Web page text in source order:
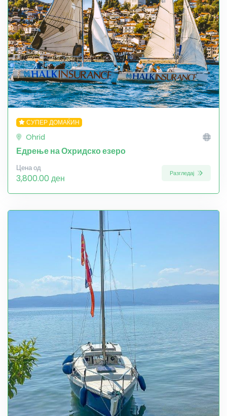
СУПЕР ДОМАЌИН
Ohrid
Едрење на Охридско езеро
Цена од
3,800.00 ден Разгледај